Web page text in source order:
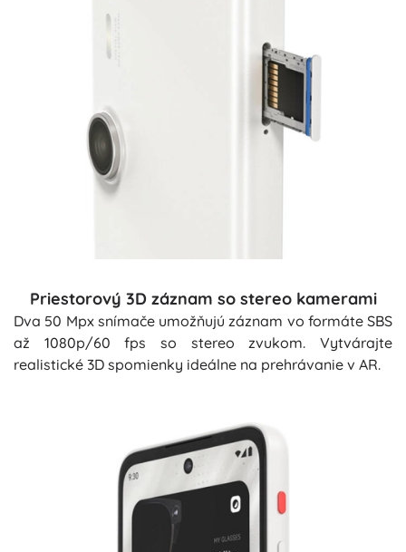
Priestorový 3D záznam so stereo kamerami
Dva 50 Mpx snímače umožňujú záznam vo formáte SBS
až 1080p/60 fps so stereo zvukom. Vytvárajte
realistické 3D spomienky ideálne na prehrávanie v AR.